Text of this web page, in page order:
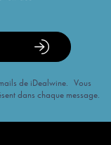
de iDealwine. Vous
dans chaque message.